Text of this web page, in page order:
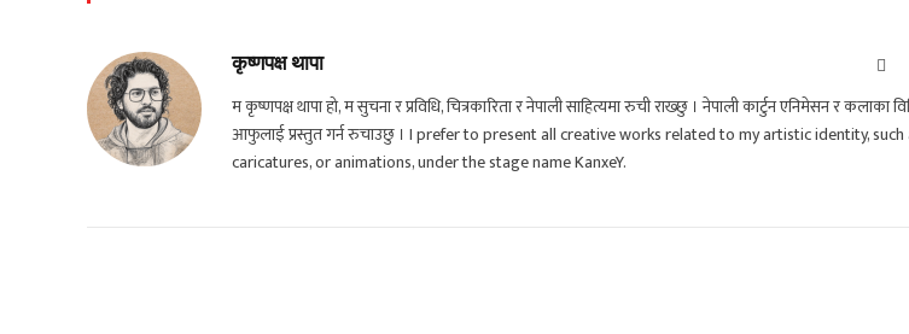
कृष्णपक्ष थापा
म कृष्णपक्ष थापा हो, म सुचना र प्रविधि, चित्रकारिता र नेपाली साहित्यमा रुची राख्छु । नेपाली कार्टुन एनिमेसन र कलाका
आफुलाई प्रस्तुत गर्न रुचाउछु । I prefer to present all creative works related to my artistic identity,
caricatures, or animations, under the stage name KanxeY.